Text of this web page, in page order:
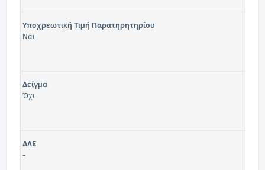
Υποχρεωτική Τιμή Παρατηρητηρίου
Ναι
Δείγμα
Όχι
ΑΛΕ
-